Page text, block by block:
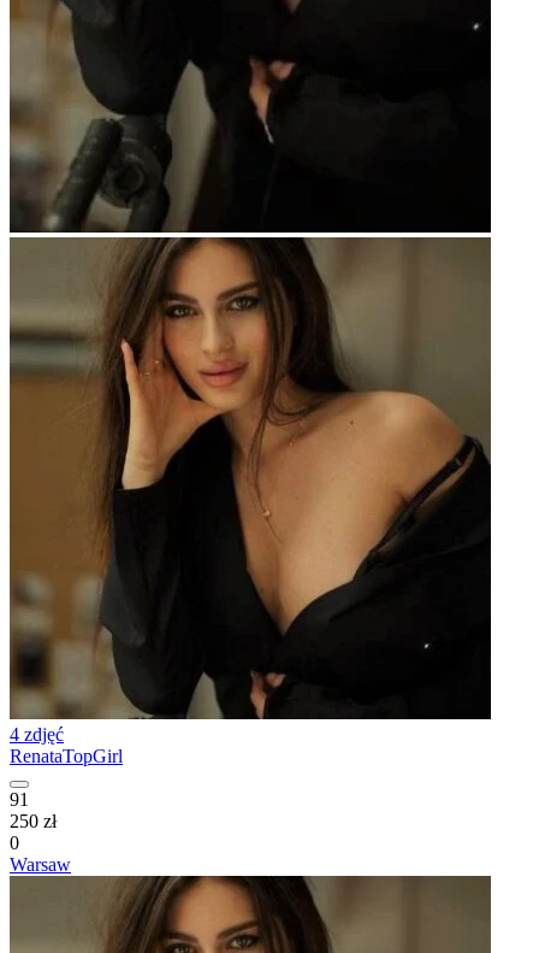
4 zdjęć
RenataTopGirl
91
250 zł
0
Warsaw